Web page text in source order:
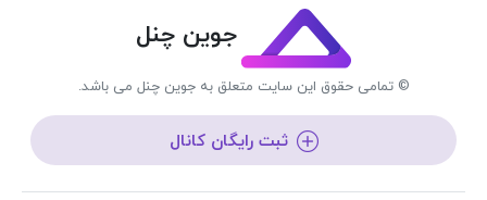
جوین چنل
© تمامی حقوق این سایت متعلق به جوین چنل می باشد.
ثبت رایگان کانال